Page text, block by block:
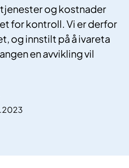
og kostnader
for kontroll. Vi er derfor
og innstilt på å ivareta
en avvikling vil